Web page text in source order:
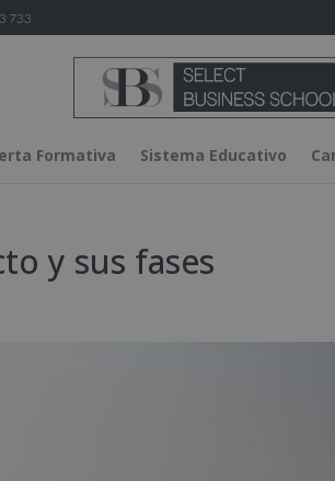
733
Formativa Sistema Educativo
y sus fases